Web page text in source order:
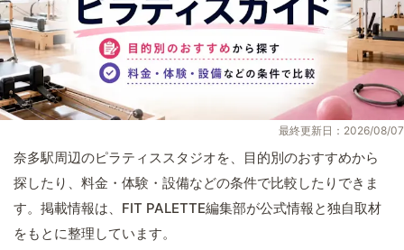
最終更新日：2026/08/07
奈多駅周辺のピラティススタジオを、目的別のおすすめから
探したり、料金・体験・設備などの条件で比較したりできま
す。掲載情報は、FIT PALETTE編集部が公式情報と独自取材
をもとに整理しています。